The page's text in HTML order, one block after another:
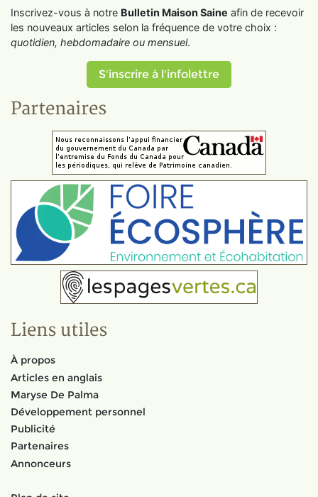
Inscrivez-vous à notre Bulletin Maison Saine afin de recevoir
les nouveaux articles selon la fréquence de votre choix :
quotidien, hebdomadaire ou mensuel.
S'inscrire à l'infolettre
Partenaires
Liens utiles
À propos
Articles en anglais
Maryse De Palma
Développement personnel
Publicité
Partenaires
Annonceurs